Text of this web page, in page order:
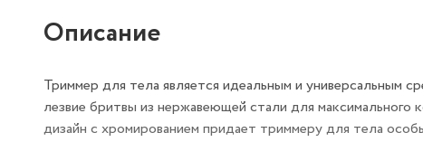
Описание
Триммер для тела является идеальным и универсальным
лезвие бритвы из нержавеющей стали для
дизайн c хромированием придает триммеру для тела